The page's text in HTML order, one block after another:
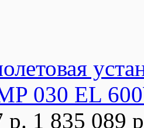
030 EL
р. 1 835 089